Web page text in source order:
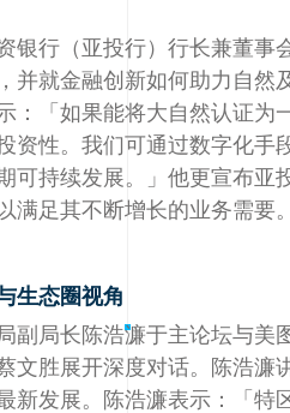
银行（亚投行）行长兼董事
并就金融创新如何助力自然
：「如果能将大自然认证为
资性。我们可通过数字化手
可持续发展。」他更宣布亚
满足其不断增长的业务需要。
生态圈视角
副局长陈浩濂于主论坛与美
文胜展开深度对话。陈浩濂
新发展。陈浩濂表示：「特